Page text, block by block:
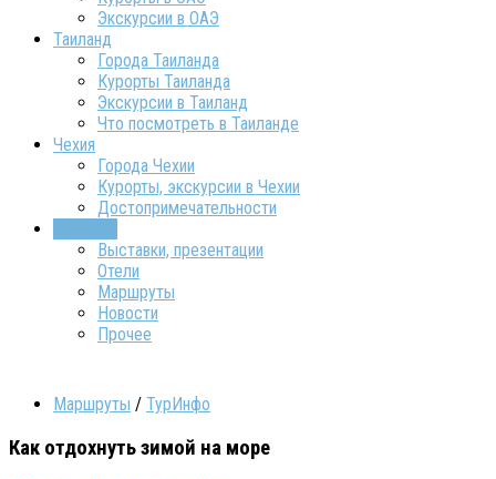
Экскурсии в ОАЭ
Таиланд
Города Таиланда
Курорты Таиланда
Экскурсии в Таиланд
Что посмотреть в Таиланде
Чехия
Города Чехии
Курорты, экскурсии в Чехии
Достопримечательности
Выставки, презентации
Отели
Маршруты
Новости
Прочее
Маршруты / ТурИнфо
Как отдохнуть зимой на море